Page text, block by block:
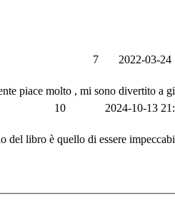
7
2022-03-24
piace molto , mi sono divertito a
10
2024-10-13
del libro è quello di essere